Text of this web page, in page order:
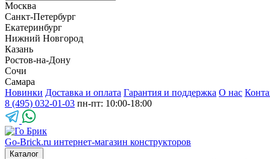
Москва
Санкт-Петербург
Екатеринбург
Нижний Новгород
Казань
Ростов-на-Дону
Сочи
Самара
Новинки Доставка и оплата Гарантия и поддержка О нас
8 (495) 032-01-03 пн-пт: 10:00-18:00
Go-Brick.ru интернет-магазин конструкторов
Каталог